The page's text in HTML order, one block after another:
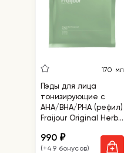
170 мл
Пэды для лица
тонизирующие с
АНА/ВНА/РНА (рефил)
Fraijour Original Herb
Refill
990₽
(+49 бонусов)